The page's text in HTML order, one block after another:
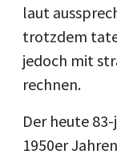
laut
trotzdem
jedoch mit
rechnen.
Der heute
1950er